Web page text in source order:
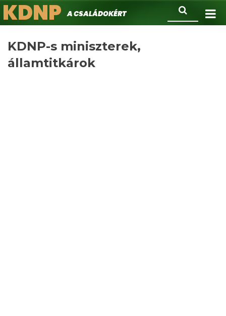
Ugrás
a
Keresés
KDNPA családokért.
KDNP-s miniszterek,
államtitkárok